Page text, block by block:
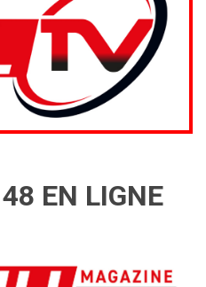
EN LIGNE